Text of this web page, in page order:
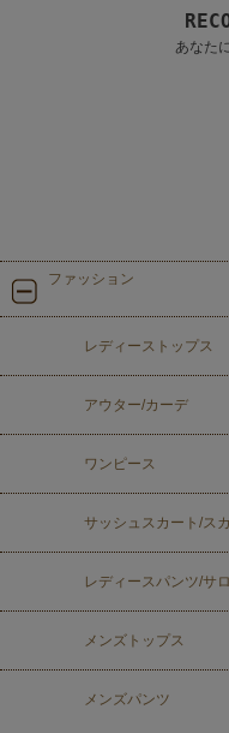
あなた
ファッション
レディーストップス
アウター/カーデ
ワンピース
サッシュスカート/ス
レディースパンツ/サ
メンズトップス
メンズパンツ